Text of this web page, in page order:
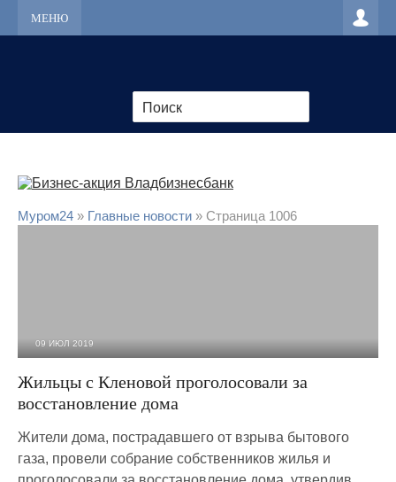
МЕНЮ
Муром24 » Главные новости » Страница 1006
09 ИЮЛ 2019
Жильцы с Кленовой проголосовали за
восстановление дома
Жители дома, пострадавшего от взрыва бытового
газа, провели собрание собственников жилья и